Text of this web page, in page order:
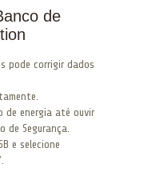
de
pode corrigir dados
de energia até ouvir
de Segurança.
e selecione